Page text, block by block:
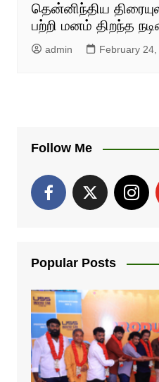
தென்னிந்திய
பற்றி மனம் திறந்த
admin February
Follow Me
Popular Posts